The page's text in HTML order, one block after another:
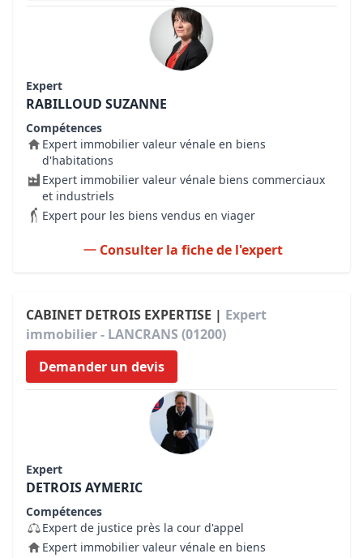
Expert
RABILLOUD SUZANNE
Compétences
Expert immobilier valeur vénale en biens
d'habitations
Expert immobilier valeur vénale biens commerciaux
et industriels
Expert pour les biens vendus en viager
Consulter la fiche de l'expert
CABINET DETROIS EXPERTISE | Expert
immobilier - LANCRANS (01200)
Demander un devis
Expert
DETROIS AYMERIC
Compétences
Expert de justice près la cour d'appel
Expert immobilier valeur vénale en biens